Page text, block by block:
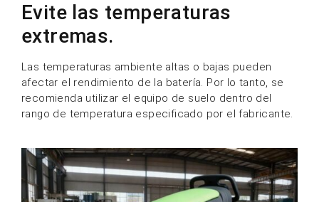
Evite las temperaturas
extremas.
Las temperaturas ambiente altas o bajas pueden
afectar el rendimiento de la batería. Por lo tanto, se
recomienda utilizar el equipo de suelo dentro del
rango de temperatura especificado por el fabricante.